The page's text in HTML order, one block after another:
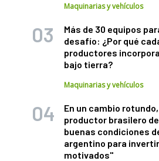
Maquinarias y vehículos
Más de 30 equipos
desafío: ¿Por qué
productores
bajo tierra?
Maquinarias y vehículos
En un cambio
productor brasilero
buenas condiciones
argentino para
motivados"